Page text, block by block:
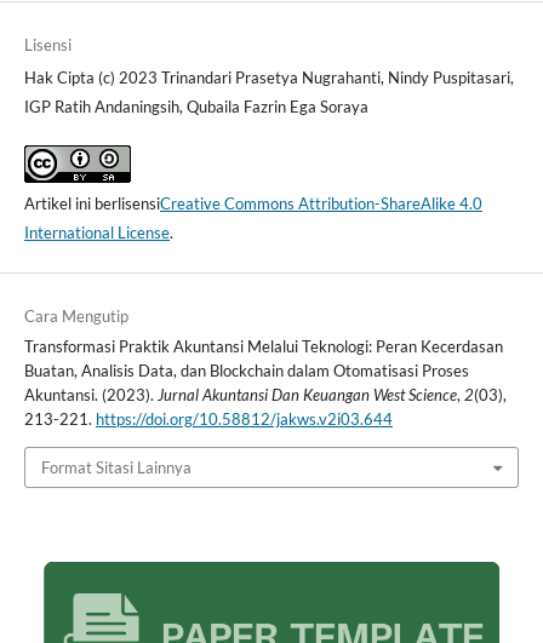
Lisensi
Hak Cipta (c) 2023 Trinandari Prasetya Nugrahanti, Nindy Puspitasari,
IGP Ratih Andaningsih, Qubaila Fazrin Ega Soraya
Artikel ini berlisensiCreative Commons Attribution-ShareAlike 4.0
International License.
Cara Mengutip
Transformasi Praktik Akuntansi Melalui Teknologi: Peran Kecerdasan
Buatan, Analisis Data, dan Blockchain dalam Otomatisasi Proses
Akuntansi. (2023). Jurnal Akuntansi Dan Keuangan West Science, 2(03),
213-221. https://doi.org/10.58812/jakws.v2i03.644
Format Sitasi Lainnya